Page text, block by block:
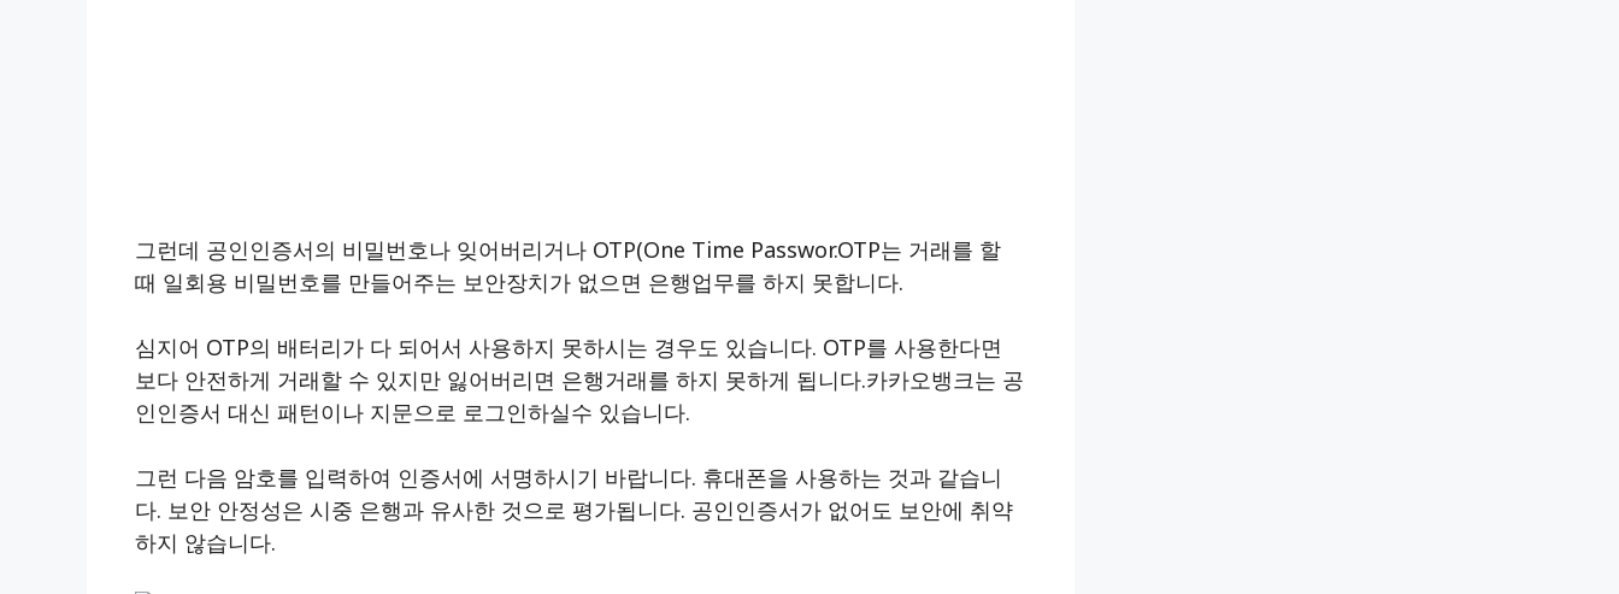
그런데 공인인증서의 비밀번호나 잊어버리거나 OTP(One Time Passwor.OTP는 거래를 할
때 일회용 비밀번호를 만들어주는 보안장치가 없으면 은행업무를 하지 못합니다.
심지어 OTP의 배터리가 다 되어서 사용하지 못하시는 경우도 있습니다. OTP를 사용한다면
보다 안전하게 거래할 수 있지만 잃어버리면 은행거래를 하지 못하게 됩니다.카카오뱅크는 공
인인증서 대신 패턴이나 지문으로 로그인하실수 있습니다.
그런 다음 암호를 입력하여 인증서에 서명하시기 바랍니다. 휴대폰을 사용하는 것과 같습니
다. 보안 안정성은 시중 은행과 유사한 것으로 평가됩니다. 공인인증서가 없어도 보안에 취약
하지 않습니다.